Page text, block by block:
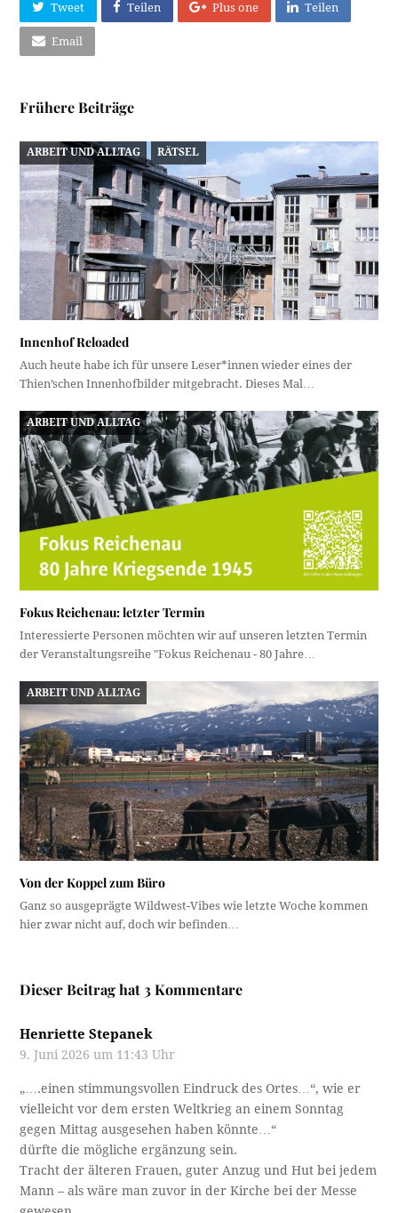
Tweet Teilen Plus one Teilen
Email
Frühere Beiträge
ARBEIT UND ALLTAG RÄTSEL
Innenhof Reloaded
Auch heute habe ich für unsere Leser*innen wieder eines der
Thien’schen Innenhofbilder mitgebracht. Dieses Mal…
ARBEIT UND ALLTAG
Fokus Reichenau: letzter Termin
Interessierte Personen möchten wir auf unseren letzten Termin
der Veranstaltungsreihe "Fokus Reichenau - 80 Jahre…
ARBEIT UND ALLTAG
Von der Koppel zum Büro
Ganz so ausgeprägte Wildwest-Vibes wie letzte Woche kommen
hier zwar nicht auf, doch wir befinden…
Dieser Beitrag hat 3 Kommentare
Henriette Stepanek
9. Juni 2026 um 11:43 Uhr
„….einen stimmungsvollen Eindruck des Ortes…“, wie er
vielleicht vor dem ersten Weltkrieg an einem Sonntag
gegen Mittag ausgesehen haben könnte…“
dürfte die mögliche ergänzung sein.
Tracht der älteren Frauen, guter Anzug und Hut bei jedem
Mann – als wäre man zuvor in der Kirche bei der Messe